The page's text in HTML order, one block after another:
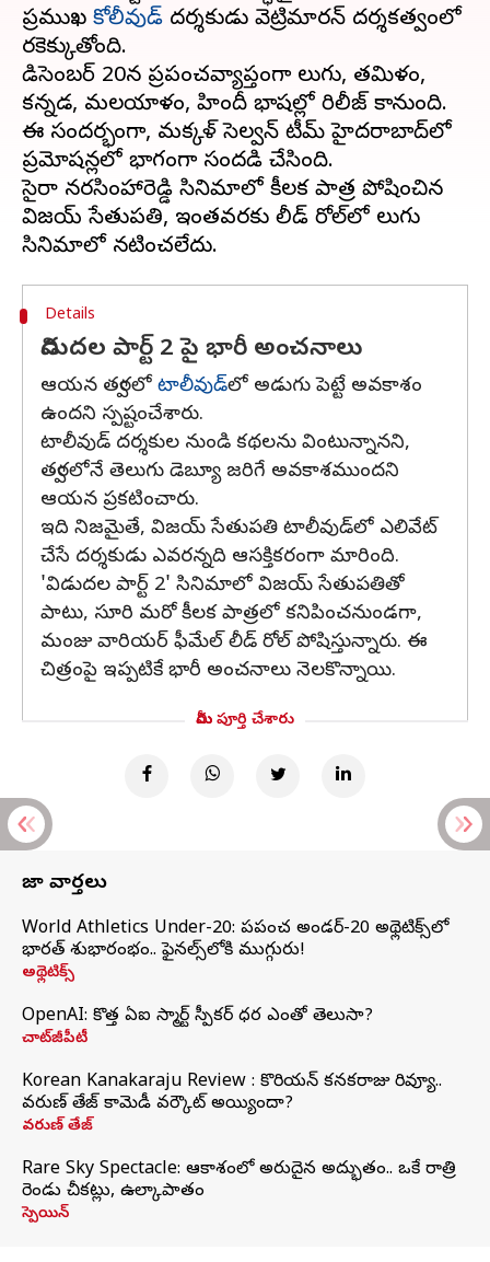
ప్రముఖ కోలీవుడ్ దర్శకుడు వెట్రిమారన్ దర్శకత్వంలో
తెరకెక్కుతోంది.
డిసెంబర్ 20న ప్రపంచవ్యాప్తంగా తెలుగు, తమిళం,
కన్నడ, మలయాళం, హిందీ భాషల్లో రిలీజ్ కానుంది.
ఈ సందర్భంగా, మక్కళ్ సెల్వన్ టీమ్ హైదరాబాద్‌లో
ప్రమోషన్లలో భాగంగా సందడి చేసింది.
సైరా నరసింహారెడ్డి సినిమాలో కీలక పాత్ర పోషించిన
విజయ్ సేతుపతి, ఇంతవరకు లీడ్ రోల్‌లో తెలుగు
Details
విడుదల పార్ట్ 2 పై భారీ అంచనాలు
ఆయన త్వరలో టాలీవుడ్‌లో అడుగు పెట్టే అవకాశం
ఉందని స్పష్టంచేశారు.
టాలీవుడ్ దర్శకుల నుండి కథలను వింటున్నానని,
త్వరలోనే తెలుగు డెబ్యూ జరిగే అవకాశముందని
ఆయన ప్రకటించారు.
ఇది నిజమైతే, విజయ్ సేతుపతి టాలీవుడ్‌లో ఎలివేట్
చేసే దర్శకుడు ఎవరన్నది ఆసక్తికరంగా మారింది.
'విడుదల పార్ట్ 2' సినిమాలో విజయ్ సేతుపతితో
పాటు, సూరి మరో కీలక పాత్రలో కనిపించనుండగా,
మంజు వారియర్ ఫీమేల్ లీడ్ రోల్ పోషిస్తున్నారు. ఈ
చిత్రంపై ఇప్పటికే భారీ అంచనాలు నెలకొన్నాయి.
మీరు పూర్తి చేశారు
తాజా వార్తలు
World Athletics Under-20: ప్రపంచ అండర్-20 అథ్లెటిక్స్‌లో
భారత్‌ శుభారంభం.. ఫైనల్స్‌లోకి ముగ్గురు!
అథ్లెటిక్స్
OpenAI: కొత్త ఏఐ స్మార్ట్ స్పీకర్ ధర ఎంతో తెలుసా?
చాట్‌జీపీటీ
Korean Kanakaraju Review : కొరియన్ కనకరాజు రివ్యూ..
వరుణ్ తేజ్ కామెడీ వర్కౌట్ అయ్యిందా?
వరుణ్ తేజ్
Rare Sky Spectacle: ఆకాశంలో అరుదైన అద్భుతం.. ఒకే రాత్రి
రెండు చీకట్లు, ఉల్కాపాతం
స్పెయిన్